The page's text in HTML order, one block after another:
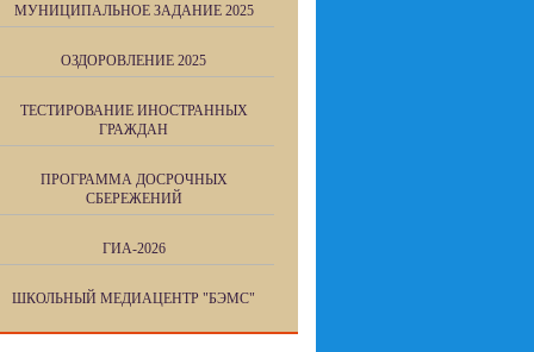
МУНИЦИПАЛЬНОЕ ЗАДАНИЕ 2025
ОЗДОРОВЛЕНИЕ 2025
ТЕСТИРОВАНИЕ ИНОСТРАННЫХ
ГРАЖДАН
ПРОГРАММА ДОСРОЧНЫХ
СБЕРЕЖЕНИЙ
ГИА-2026
ШКОЛЬНЫЙ МЕДИАЦЕНТР "БЭМС"